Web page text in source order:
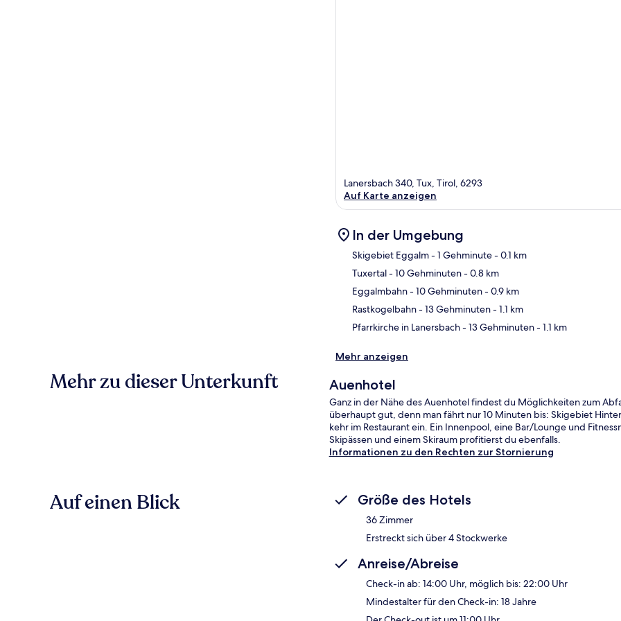
Lanersbach 340, Tux, Tirol, 6293
Auf Karte anzeigen
In der Umgebung
Skigebiet Eggalm- 1 Gehminute- 0.1 km
Tuxertal- 10 Gehminuten- 0.8 km
Eggalmbahn- 10 Gehminuten- 0.9 km
Rastkogelbahn- 13 Gehminuten- 1.1 km
Pfarrkirche in Lanersbach- 13 Gehminuten- 1.1 km
Mehr anzeigen
Mehr zu dieser Unterkunft Auenhotel
Ganz in der Nähe des Auenhotel findest du Möglichkeiten zum
überhaupt gut, denn man fährt nur 10 Minuten bis: Skigebiet
kehr im Restaurant ein. Ein Innenpool, eine Bar/Lounge und
Skipässen und einem Skiraum profitierst du ebenfalls.
Informationen zu den Rechten zur Stornierung
Auf einen Blick Größe des Hotels
36 Zimmer
Erstreckt sich über 4 Stockwerke
Anreise/Abreise
Check-in ab: 14:00 Uhr, möglich bis: 22:00 Uhr
Mindestalter für den Check-in: 18 Jahre